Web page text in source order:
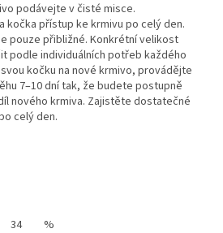
podávejte v čisté misce.
kočka přístup ke krmivu po celý den.
pouze přibližné. Konkrétní velikost
podle individuálních potřeb každého
kočku na nové krmivo, provádějte
7–10 dní tak, že budete postupně
nového krmiva. Zajistěte dostatečné
celý den.
34
%